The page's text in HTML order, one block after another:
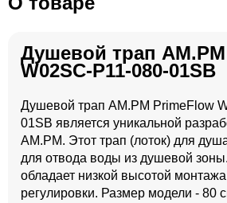
Душевой трап
W02SC-P11-080-01SB
Душевой трап AM.PM PrimeFlow
01SB является уникальной
AM.PM. Этот трап (лоток) для
для отвода воды из душевой
обладает низкой высотой
регулировки. Размер модели - 80